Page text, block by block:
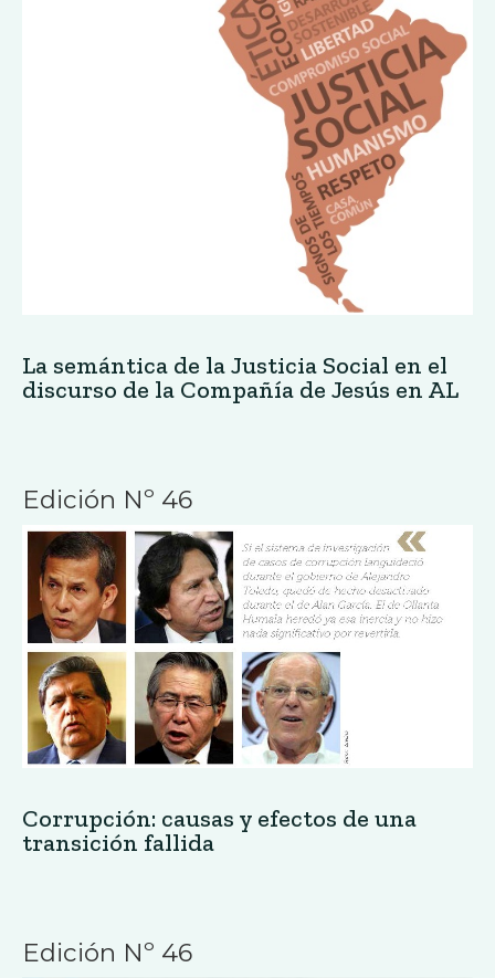
La semántica de la Justicia Social en el
discurso de la Compañía de Jesús en AL
Edición Nº 46
Corrupción: causas y efectos de una
transición fallida
Edición Nº 46